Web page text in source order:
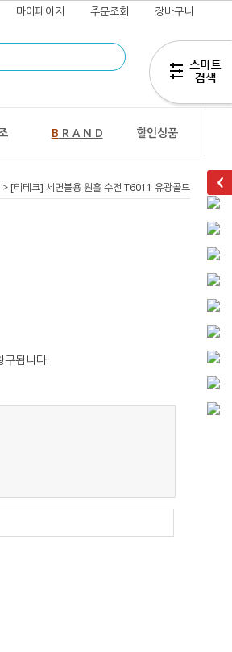
마이페이지 주문조회 장바구니
즐겨찾기
B R A N D 할인상품
> [티테크] 세면볼용 원홀 수전 T6011 유광골드
됩니다.